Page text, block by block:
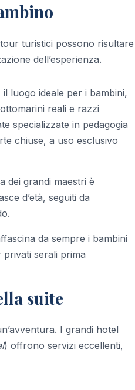
turistici possono risultare
dell’esperienza.
il luogo ideale per i bambini,
reali e razzi
specializzate in pedagogia
chiuse, a uso esclusivo
dei grandi maestri è
d’età, seguiti da
da sempre i bambini
privati serali prima
suite
I grandi hotel
) offrono servizi eccellenti,